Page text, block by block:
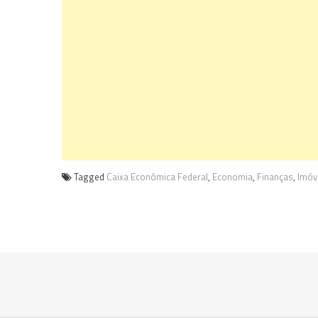
Tagged Caixa Econômica Federal, Economia, Finanças,